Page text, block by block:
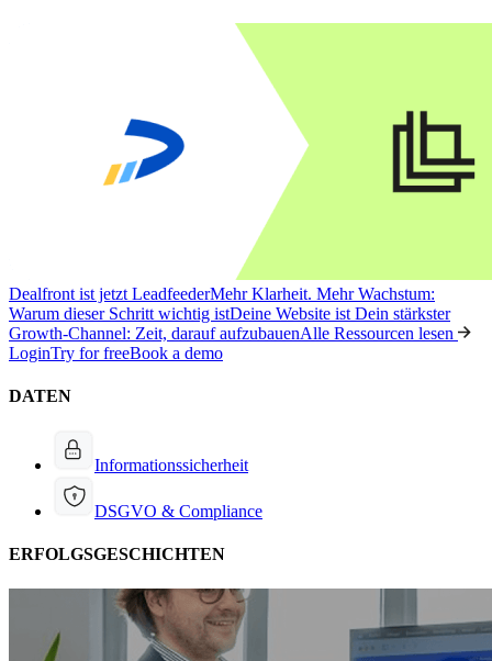
Dealfront ist jetzt LeadfeederMehr Klarheit. Mehr Wachstum:
Warum dieser Schritt wichtig istDeine Website ist Dein stärkster
Growth-Channel: Zeit, darauf aufzubauenAlle Ressourcen lesen
LoginTry for freeBook a demo
DATEN
Informationssicherheit
DSGVO & Compliance
ERFOLGSGESCHICHTEN